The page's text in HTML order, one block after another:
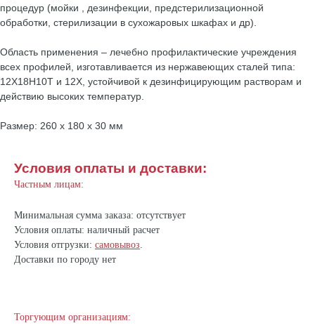
процедур (мойки , дезинфекции, предстерилизационной
обработки, стерилизации в сухожаровых шкафах и др).
Область применения – лечебно профилактические учреждения
всех профилей, изготавливается из нержавеющих сталей типа:
12Х18Н10Т и 12Х, устойчивой к дезинфицирующим растворам и
действию высоких температур.
Размер: 260 х 180 х 30 мм
Условия оплаты и доставки:
Частным лицам:
Минимальная сумма заказа: отсутствует
Условия оплаты: наличный расчет
Условия отгрузки: самовывоз.
Доставки по городу нет
Торгующим организациям: